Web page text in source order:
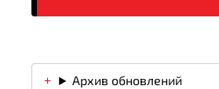
Архив обновлений